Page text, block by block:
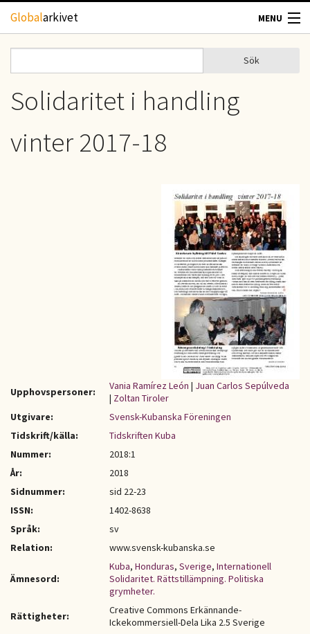
Hoppa till huvudinnehåll
Globalarkivet MENU
TIDSKRIFTER
GEOGRAFI
Sökformulär
Sök
Solidaritet i handling
vinter 2017-18
Upphovspersoner: Vania Ramírez León | Juan Carlos Sepúlveda
| Zoltan Tiroler
Utgivare:
Svensk-Kubanska Föreningen
Tidskrift/källa:
Tidskriften Kuba
Nummer:
2018:1
År:
2018
Sidnummer:
sid 22-23
ISSN:
1402-8638
Språk:
sv
Relation:
www.svensk-kubanska.se
Ämnesord:
Kuba, Honduras, Sverige, Internationell
Solidaritet. Rättstillämpning. Politiska
grymheter.
Rättigheter:
Creative Commons Erkännande-
Ickekommersiell-Dela Lika 2.5 Sverige